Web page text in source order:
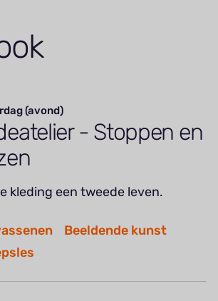
(avond)
- Stoppen en
kleding een tweede leven.
Beeldende kunst